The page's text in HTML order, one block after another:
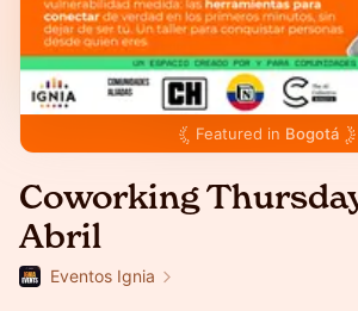
Featured in Bogotá
Coworking
Abril
Eventos Ignia